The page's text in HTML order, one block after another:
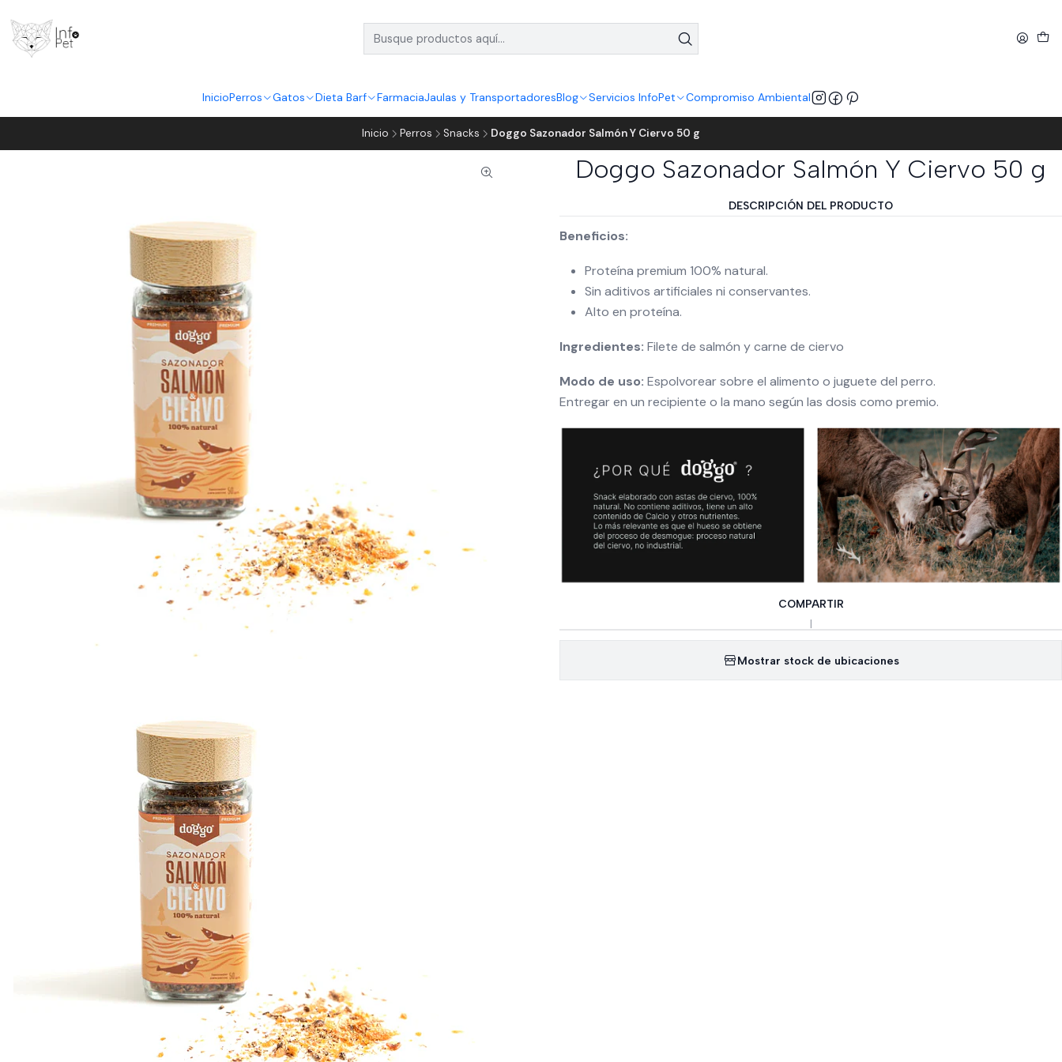
InicioPerros Gatos Dieta Barf FarmaciaJaulas y TransportadoresBlog Servicios InfoPet Compromiso Ambiental
Inicio Perros Snacks Doggo Sazonador Salmón Y Ciervo 50 g
Doggo Sazonador Salmón Y Ciervo 50 g
DESCRIPCIÓN DEL PRODUCTO
Beneficios:
Proteína premium 100% natural.
Sin aditivos artificiales ni conservantes.
Alto en proteína.
Ingredientes: Filete de salmón y carne de ciervo
Modo de uso: Espolvorear sobre el alimento o juguete del perro.
Entregar en un recipiente o la mano según las dosis como premio.
COMPARTIR
|
Mostrar stock de ubicaciones